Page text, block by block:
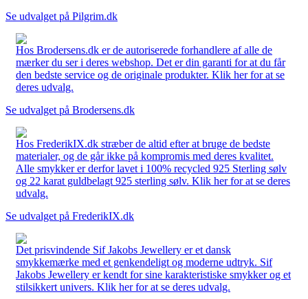
Se udvalget på Pilgrim.dk
Hos Brodersens.dk er de autoriserede forhandlere af alle de
mærker du ser i deres webshop. Det er din garanti for at du får
den bedste service og de originale produkter. Klik her for at se
deres udvalg.
Se udvalget på Brodersens.dk
Hos FrederikIX.dk stræber de altid efter at bruge de bedste
materialer, og de går ikke på kompromis med deres kvalitet.
Alle smykker er derfor lavet i 100% recycled 925 Sterling sølv
og 22 karat guldbelagt 925 sterling sølv. Klik her for at se deres
udvalg.
Se udvalget på FrederikIX.dk
Det prisvindende Sif Jakobs Jewellery er et dansk
smykkemærke med et genkendeligt og moderne udtryk. Sif
Jakobs Jewellery er kendt for sine karakteristiske smykker og et
stilsikkert univers. Klik her for at se deres udvalg.